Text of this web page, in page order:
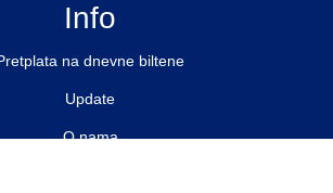
Info
na dnevne biltene
Update
O nama